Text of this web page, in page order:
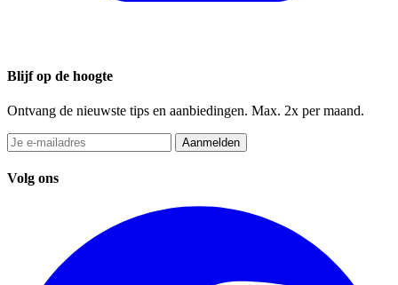
Blijf op de hoogte
Ontvang de nieuwste tips en aanbiedingen. Max. 2x per maand.
Aanmelden
Volg ons